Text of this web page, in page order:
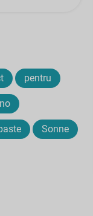
pentru
Sonne